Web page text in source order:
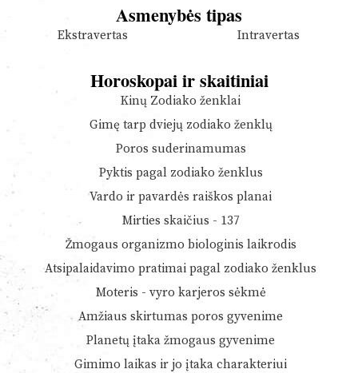
Asmenybės tipas
Ekstravertas Intravertas
Horoskopai ir skaitiniai
Kinų Zodiako ženklai
Gimę tarp dviejų zodiako ženklų
Poros suderinamumas
Pyktis pagal zodiako ženklus
Vardo ir pavardės raiškos planai
Mirties skaičius - 137
Žmogaus organizmo biologinis laikrodis
Atsipalaidavimo pratimai pagal zodiako ženklus
Moteris - vyro karjeros sėkmė
Amžiaus skirtumas poros gyvenime
Planetų įtaka žmogaus gyvenime
Gimimo laikas ir jo įtaka charakteriui